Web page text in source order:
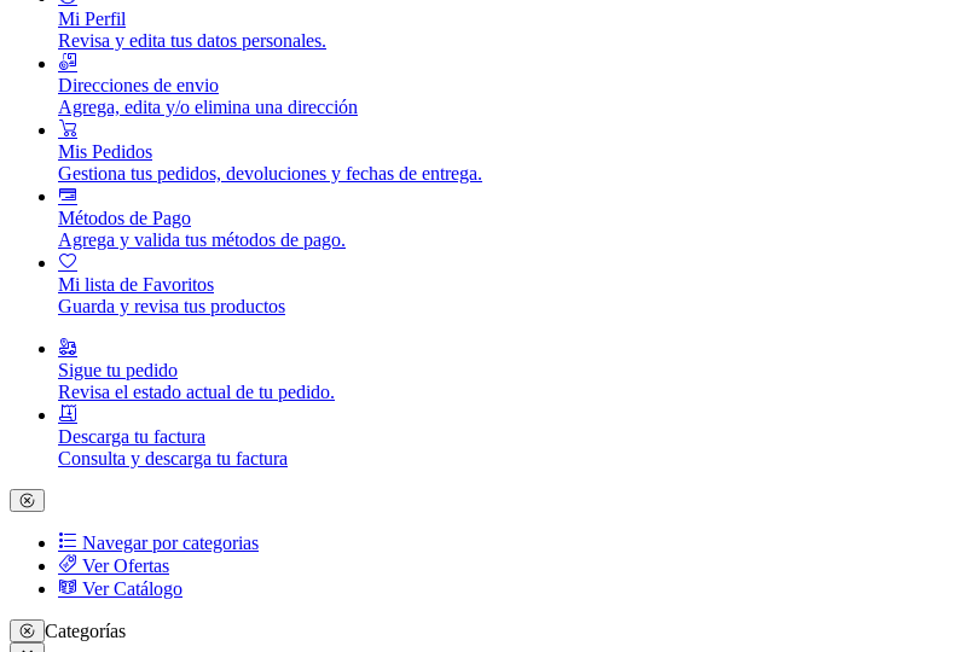
Mi Perfil
Revisa y edita tus datos personales.
Direcciones de envio
Agrega, edita y/o elimina una dirección
Mis Pedidos
Gestiona tus pedidos, devoluciones y fechas de entrega.
Métodos de Pago
Agrega y valida tus métodos de pago.
Mi lista de Favoritos
Guarda y revisa tus productos
Sigue tu pedido
Revisa el estado actual de tu pedido.
Descarga tu factura
Consulta y descarga tu factura
Navegar por categorias
Ver Ofertas
Ver Catálogo
Categorías